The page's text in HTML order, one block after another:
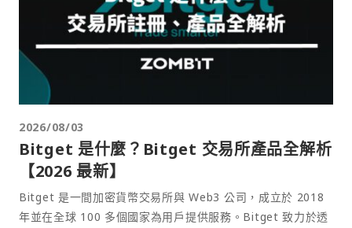
2026/08/03
Bitget 是什麼？Bitget 交易所產品全解析
【2026 最新】
Bitget 是一間加密貨幣交易所與 Web3 公司，成立於 2018
年並在全球 100 多個國家為用戶提供服務。Bitget 致力於透